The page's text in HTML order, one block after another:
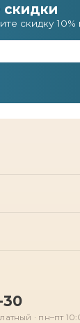
скидку 10%
30
· пн–пт